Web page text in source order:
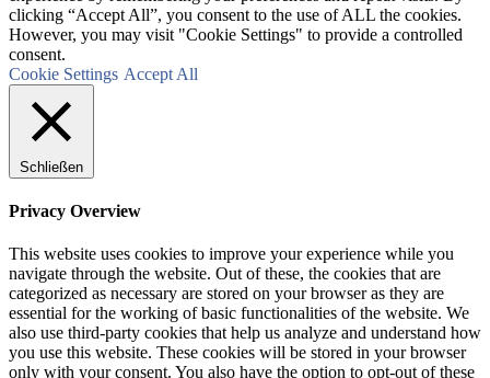
clicking “Accept All”, you consent to the use of ALL the cookies.
However, you may visit "Cookie Settings" to provide a controlled
consent.
Cookie Settings Accept All
Schließen
Privacy Overview
This website uses cookies to improve your experience while you
navigate through the website. Out of these, the cookies that are
categorized as necessary are stored on your browser as they are
essential for the working of basic functionalities of the website. We
also use third-party cookies that help us analyze and understand how
you use this website. These cookies will be stored in your browser
only with your consent. You also have the option to opt-out of these